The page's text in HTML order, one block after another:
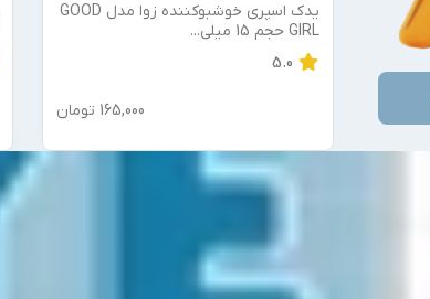
اسکاچ برایت مدل sa_deh بسته 5
یدک اسپری خوشبوکننده زوا مدل GOOD
GIRL حجم 15 میلی
...
5.0
165,000 تومان